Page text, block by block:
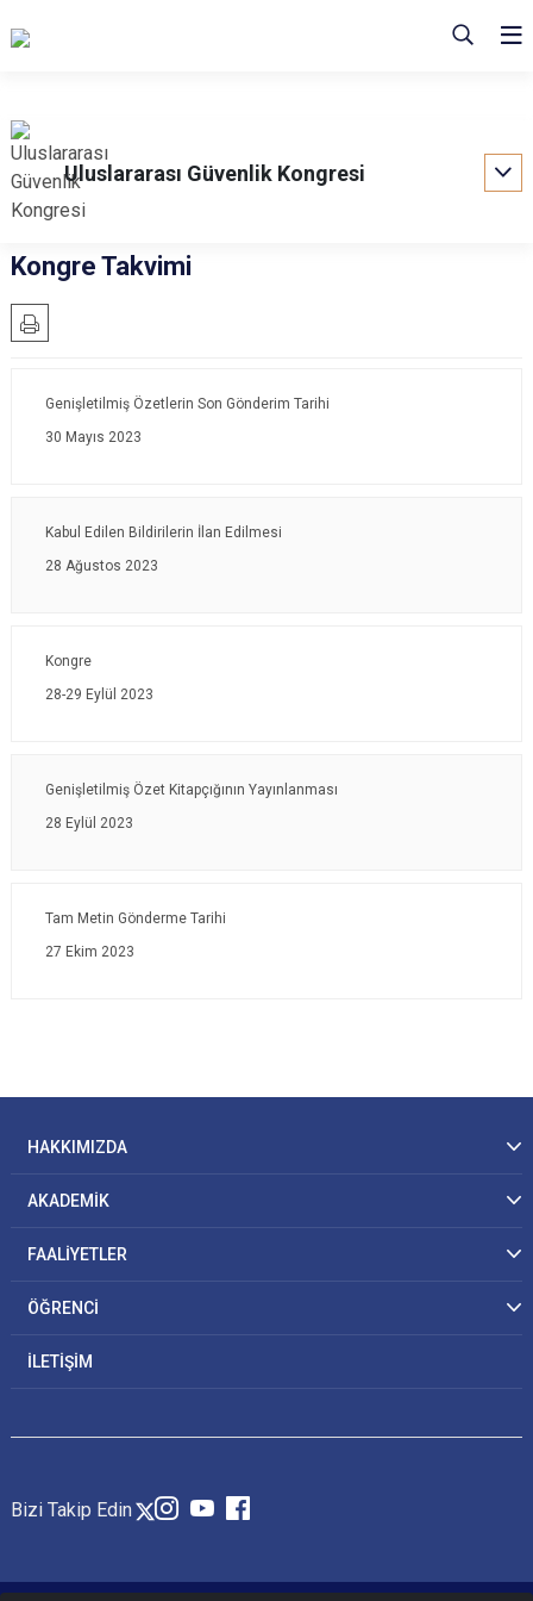
Uluslararası Güvenlik Kongresi
Kongre Takvimi
Genişletilmiş Özetlerin Son Gönderim Tarihi
30 Mayıs 2023
Kabul Edilen Bildirilerin İlan Edilmesi
28 Ağustos 2023
Kongre
28-29 Eylül 2023
Genişletilmiş Özet Kitapçığının Yayınlanması
28 Eylül 2023
Tam Metin Gönderme Tarihi
27 Ekim 2023
HAKKIMIZDA
AKADEMİK
FAALİYETLER
ÖĞRENCİ
İLETİŞİM
Bizi Takip Edin